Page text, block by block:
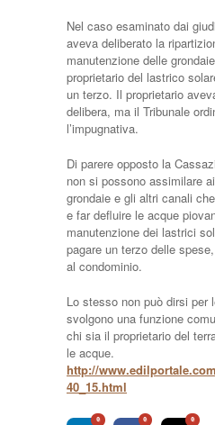
Nel caso esaminato dai
aveva deliberato la
manutenzione delle
proprietario del lastrico
un terzo. Il proprietario
delibera, ma il Tribunale
l’impugnativa.
Di parere opposto la
non si possono assimilare
grondaie e gli altri canali
e far defluire le acque
manutenzione dei lastrici
pagare un terzo delle
al condominio.
Lo stesso non può dirsi per
svolgono una funzione
chi sia il proprietario del
le acque.
http://
40_15.html
0 0 0